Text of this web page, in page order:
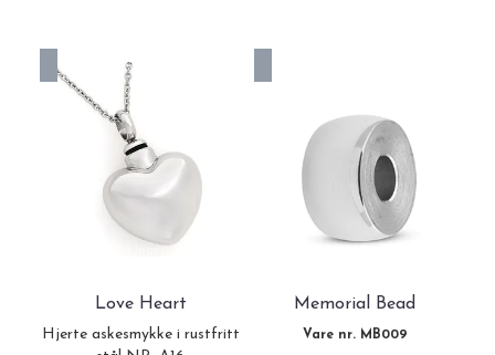
Love Heart
Hjerte askesmykke i rustfritt
Memorial Bead
Vare nr. MB009